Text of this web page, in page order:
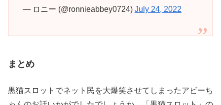
— ロニー (@ronnieabbey0724) July 24, 2022
まとめ
黒猫スロットでネット民を大爆笑させてしまったアビーち